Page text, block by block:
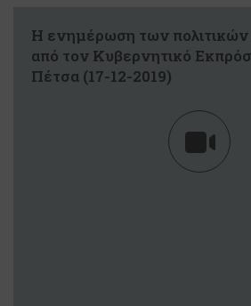
Η ενημέρωση των
από τον Κυβερνητικό
Πέτσα (17-12-2019)